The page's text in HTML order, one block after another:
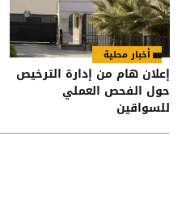
أخبار محلية
إعلان هام من إدارة الترخيص
حول الفحص العملي
للسواقين